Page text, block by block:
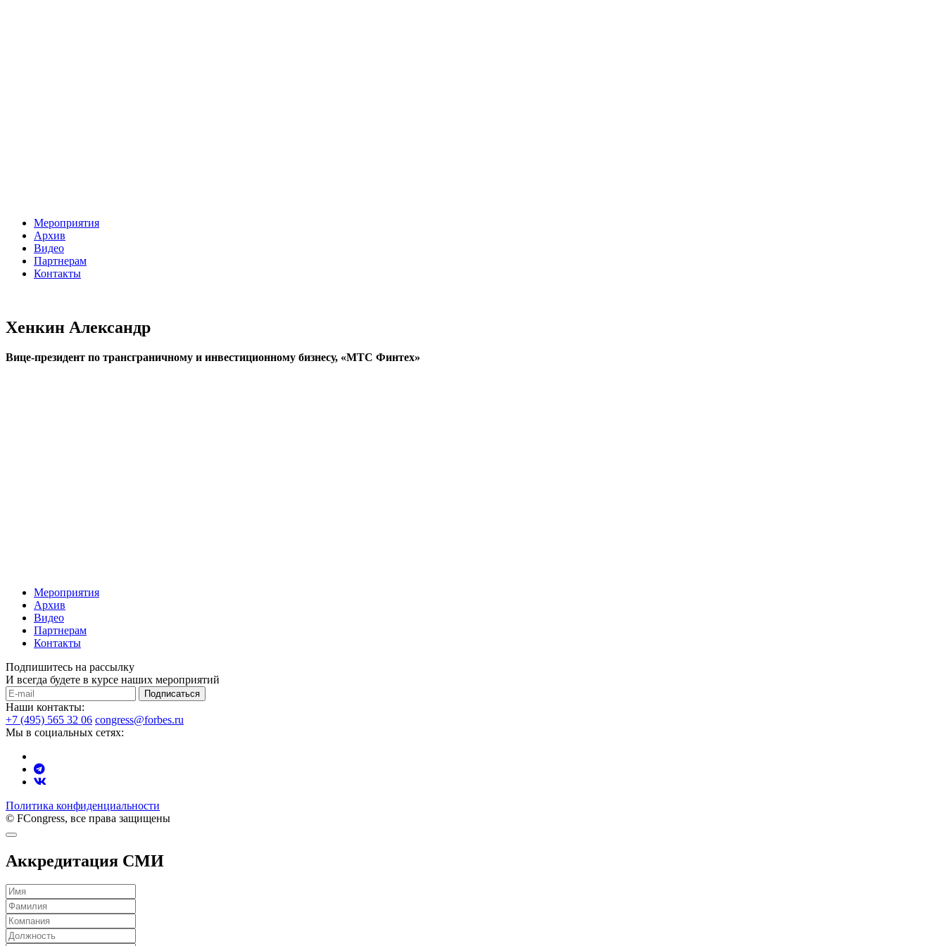
Мероприятия
Архив
Видео
Партнерам
Контакты
Хенкин Александр
Вице-президент по трансграничному и инвестиционному бизнесу, «МТС Финтех»
Мероприятия
Архив
Видео
Партнерам
Контакты
Подпишитесь на рассылку
И всегда будете в курсе наших мероприятий
Подписаться
Наши контакты:
+7 (495) 565 32 06 congress@forbes.ru
Мы в социальных сетях:
Политика конфиденциальности
© FCongress, все права защищены
Аккредитация СМИ